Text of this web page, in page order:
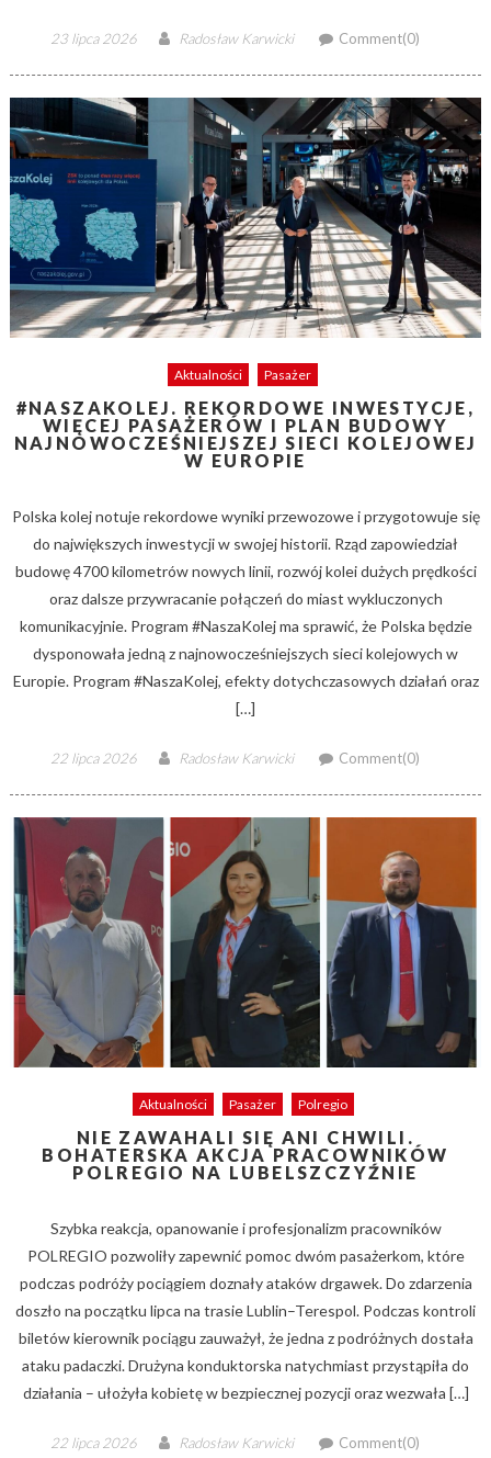
Posted
23 lipca 2026 Author
Radosław Karwicki Comment(0)
Aktualności Pasażer
#NASZAKOLEJ. REKORDOWE INWESTYCJE,
WIĘCEJ PASAŻERÓW I PLAN BUDOWY
NAJNOWOCZEŚNIEJSZEJ SIECI KOLEJOWEJ
W EUROPIE
Polska kolej notuje rekordowe wyniki przewozowe i przygotowuje się
do największych inwestycji w swojej historii. Rząd zapowiedział
budowę 4700 kilometrów nowych linii, rozwój kolei dużych prędkości
oraz dalsze przywracanie połączeń do miast wykluczonych
komunikacyjnie. Program #NaszaKolej ma sprawić, że Polska będzie
dysponowała jedną z najnowocześniejszych sieci kolejowych w
Europie. Program #NaszaKolej, efekty dotychczasowych działań oraz
[…]
Posted
22 lipca 2026 Author
Radosław Karwicki Comment(0)
Aktualności Pasażer Polregio
NIE ZAWAHALI SIĘ ANI CHWILI.
BOHATERSKA AKCJA PRACOWNIKÓW
POLREGIO NA LUBELSZCZYŹNIE
Szybka reakcja, opanowanie i profesjonalizm pracowników
POLREGIO pozwoliły zapewnić pomoc dwóm pasażerkom, które
podczas podróży pociągiem doznały ataków drgawek. Do zdarzenia
doszło na początku lipca na trasie Lublin–Terespol. Podczas kontroli
biletów kierownik pociągu zauważył, że jedna z podróżnych dostała
ataku padaczki. Drużyna konduktorska natychmiast przystąpiła do
działania – ułożyła kobietę w bezpiecznej pozycji oraz wezwała […]
Posted
22 lipca 2026 Author
Radosław Karwicki Comment(0)